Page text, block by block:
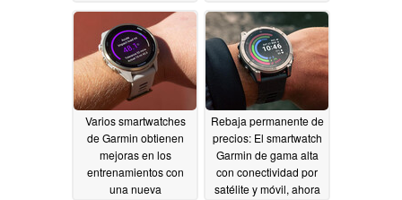
03/17/2026
Varios smartwatches
de Garmin obtienen
mejoras en los
entrenamientos con
una nueva
Rebaja permanente de
precios: El smartwatch
Garmin de gama alta
con conectividad por
satélite y móvil, ahora